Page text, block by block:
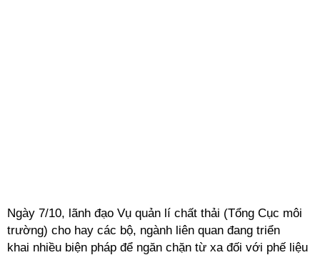
Ngày 7/10, lãnh đạo Vụ quản lí chất thải (Tổng Cục môi
trường) cho hay các bộ, ngành liên quan đang triển
khai nhiều biện pháp để ngăn chặn từ xa đối với phế liệu